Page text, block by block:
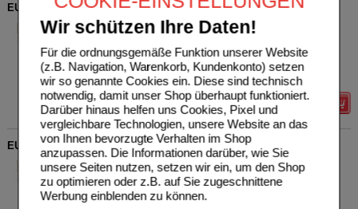
Wir schützen Ihre Daten!
Für die ordnungsgemäße Funktion unserer Website
(z.B. Navigation, Warenkorb, Kundenkonto) setzen
wir so genannte Cookies ein. Diese sind technisch
notwendig, damit unser Shop überhaupt funktioniert.
Darüber hinaus helfen uns Cookies, Pixel und
vergleichbare Technologien, unsere Website an das
von Ihnen bevorzugte Verhalten im Shop
anzupassen. Die Informationen darüber, wie Sie
unsere Seiten nutzen, setzen wir ein, um den Shop
zu optimieren oder z.B. auf Sie zugeschnittene
Werbung einblenden zu können.
EUBOS ANTI-AGE Hyaluron Repair Filler Day Nf.Btl.
Dr. Hobein (Nachf.) GmbH
50ml Creme Unser Preis*
Sie sparen 5,09 €
Grundpreis
407,20 €
Details
EUBOS ANTI-AGE Hyaluron Repair Filler Night Nf.Btl
Dr. Hobein (Nachf.) GmbH
17590796
50ml Creme Unser Preis*
Sie sparen